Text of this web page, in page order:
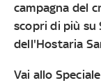
campagna del
scopri di più su
dell'Hostaria
Vai allo